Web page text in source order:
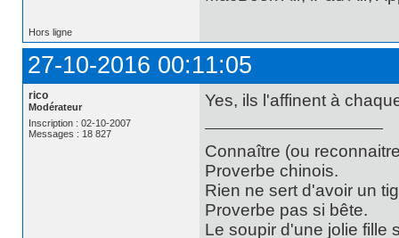
Hors ligne
27-10-2016 00:11:05
rico
Modérateur
Inscription : 02-10-2007
Messages : 18 827
Yes, ils l'affinent à
Connaître (ou
Proverbe chinois.
Rien ne sert d'avoir un
Proverbe pas si bête.
Le soupir d'une jolie fille